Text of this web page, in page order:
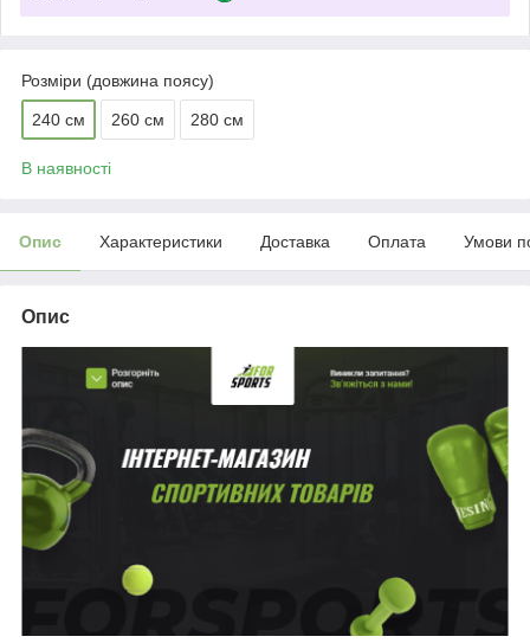
Розміри (довжина поясу)
240 см 260 см 280 см
В наявності
Опис Характеристики Доставка Оплата Умови
Опис